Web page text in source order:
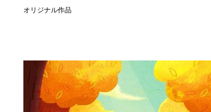
オリジナル作品